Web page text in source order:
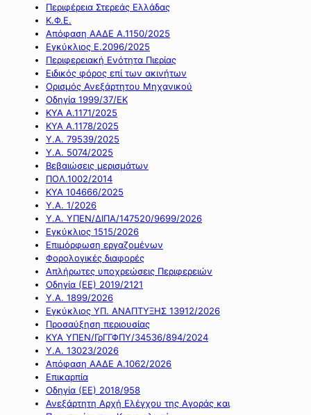
Περιφέρεια Στερεάς Ελλάδας
Κ.Φ.Ε.
Απόφαση ΑΑΔΕ Α.1150/2025
Εγκύκλιος Ε.2096/2025
Περιφερειακή Ενότητα Πιερίας
Ειδικός φόρος επί των ακινήτων
Ορισμός Ανεξάρτητου Μηχανικού
Οδηγία 1999/37/ΕΚ
ΚΥΑ Α.1171/2025
ΚΥΑ Α.1178/2025
Υ.Α. 79539/2025
Υ.Α. 5074/2025
Βεβαιώσεις μερισμάτων
ΠΟΛ.1002/2014
ΚΥΑ 104666/2025
Υ.Α. 1/2026
Υ.Α. ΥΠΕΝ/ΔΙΠΑ/147520/9699/2026
Εγκύκλιος 1515/2026
Επιμόρφωση εργαζομένων
Φορολογικές διαφορές
Απλήρωτες υποχρεώσεις Περιφερειών
Οδηγία (ΕΕ) 2019/2121
Υ.Α. 1899/2026
Εγκύκλιος ΥΠ. ΑΝΑΠΤΥΞΗΣ 13912/2026
Προσαύξηση περιουσίας
ΚΥΑ ΥΠΕΝ/ΓρΓΓΦΠΥ/34536/894/2024
Υ.Α. 13023/2026
Απόφαση ΑΑΔΕ Α.1062/2026
Επικαρπία
Οδηγία (ΕΕ) 2018/958
Ανεξάρτητη Αρχή Ελέγχου της Αγοράς και